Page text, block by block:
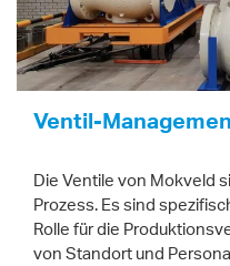
Ventil-
Die Ventile von Mokveld
Prozess. Es sind
Rolle für die
von Standort und